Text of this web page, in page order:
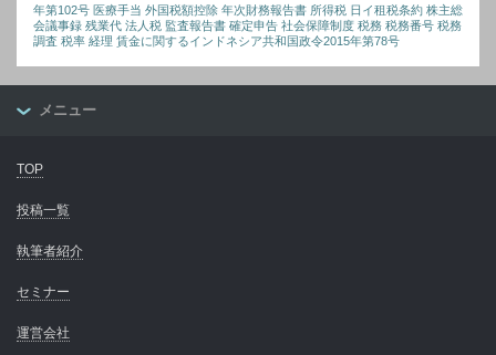
年第102号 医療手当 外国税額控除 年次財務報告書 所得税 日イ租税条約 株主総
会議事録 残業代 法人税 監査報告書 確定申告 社会保障制度 税務 税務番号 税務
調査 税率 経理 賃金に関するインドネシア共和国政令2015年第78号
メニュー
TOP
投稿一覧
執筆者紹介
セミナー
運営会社